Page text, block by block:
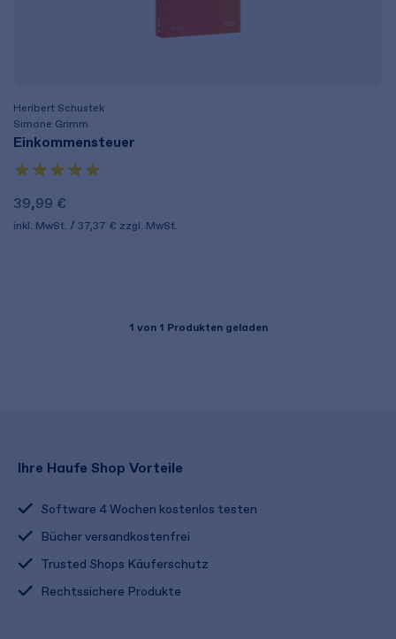
Heribert Schustek
Simone Grimm
Einkommensteuer
39,99 €
inkl. MwSt. 37,37 € zzgl. MwSt.
1 von 1 Produkten geladen
Ihre Haufe Shop Vorteile
Software 4 Wochen kostenlos testen
Bücher versandkostenfrei
Trusted Shops Käuferschutz
Rechtssichere Produkte